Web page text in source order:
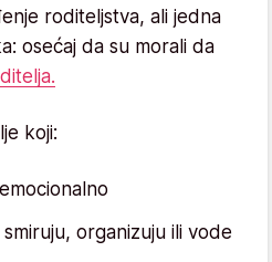
roditeljstva, ali jedna
osećaj da su morali da
koji:
organizuju ili vode